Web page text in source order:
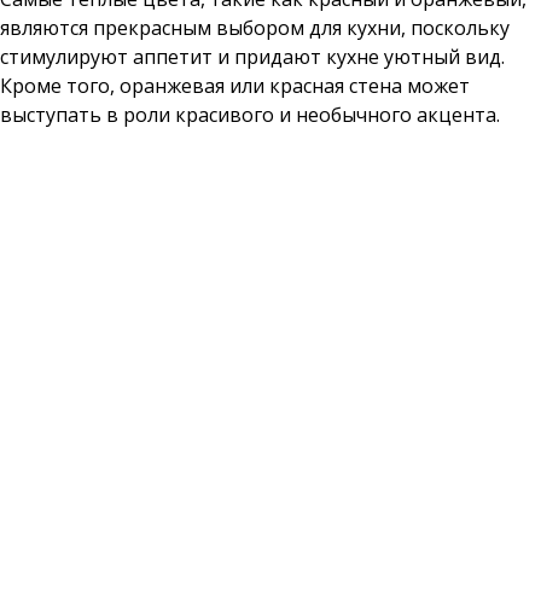
являются прекрасным выбором для кухни, поскольку
стимулируют аппетит и придают кухне уютный вид.
Кроме того, оранжевая или красная стена может
выступать в роли красивого и необычного акцента.